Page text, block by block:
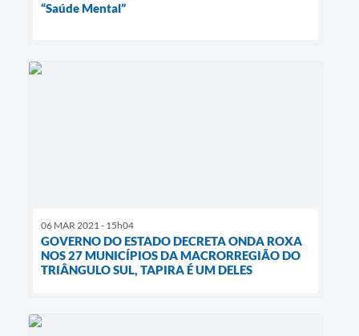
“Saúde Mental”
06 MAR 2021 - 15h04
GOVERNO DO ESTADO DECRETA ONDA ROXA
NOS 27 MUNICÍPIOS DA MACRORREGIÃO DO
TRIÂNGULO SUL, TAPIRA É UM DELES